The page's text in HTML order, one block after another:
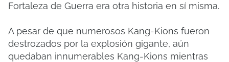
Fortaleza de Guerra era otra historia en sí misma.
A pesar de que numerosos Kang-Kions fueron
destrozados por la explosión gigante, aún
quedaban innumerables Kang-Kions mientras